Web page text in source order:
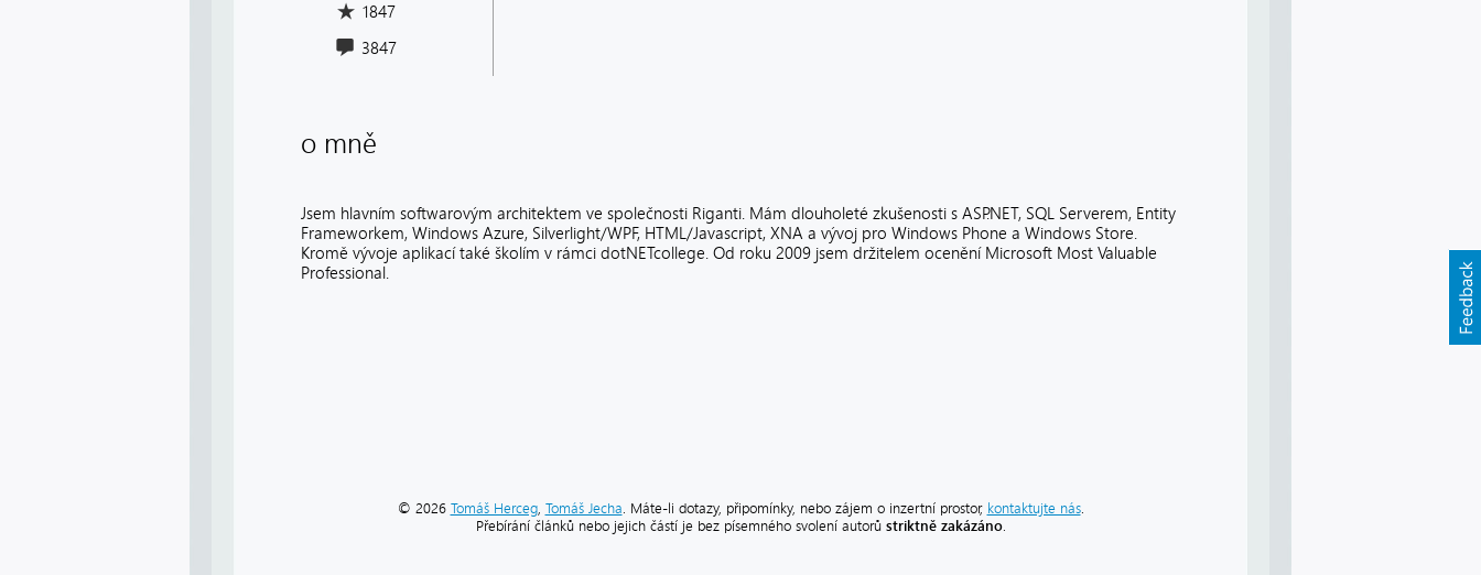
1847
3847
o mně
Jsem hlavním softwarovým architektem ve společnosti Riganti. Mám dlouholeté zkušenosti s ASP.NET, SQL Serverem, Entity
Frameworkem, Windows Azure, Silverlight/WPF, HTML/Javascript, XNA a vývoj pro Windows Phone a Windows Store.
Kromě vývoje aplikací také školím v rámci dotNETcollege. Od roku 2009 jsem držitelem ocenění Microsoft Most Valuable
Professional.
© 2026 Tomáš Herceg, Tomáš Jecha. Máte-li dotazy, připomínky, nebo zájem o inzertní prostor, kontaktujte nás.
Přebírání článků nebo jejich částí je bez písemného svolení autorů striktně zakázáno.